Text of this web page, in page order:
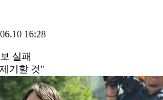
16:28
실패
기할 것"